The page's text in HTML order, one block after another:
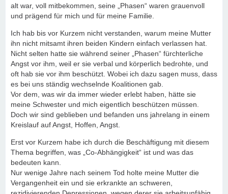
alt war, voll mitbekommen, seine „Phasen“ waren grauenvoll
und prägend für mich und für meine Familie.
Ich hab bis vor Kurzem nicht verstanden, warum meine Mutter
ihn nicht mitsamt ihren beiden Kindern einfach verlassen hat.
Nicht selten hatte sie während seiner „Phasen“ fürchterliche
Angst vor ihm, weil er sie verbal und körperlich bedrohte, und
oft hab sie vor ihm beschützt. Wobei ich dazu sagen muss, dass
es bei uns ständig wechselnde Koalitionen gab.
Vor dem, was wir da immer wieder erlebt haben, hätte sie
meine Schwester und mich eigentlich beschützen müssen.
Doch wir sind geblieben und befanden uns jahrelang in einem
Kreislauf auf Angst, Hoffen, Angst.
Erst vor Kurzem habe ich durch die Beschäftigung mit diesem
Thema begriffen, was „Co-Abhängigkeit“ ist und was das
bedeuten kann.
Nur wenige Jahre nach seinem Tod holte meine Mutter die
Vergangenheit ein und sie erkrankte an schweren,